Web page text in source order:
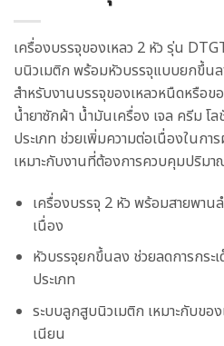
เครื่องบรรจุของเหลว 2 หัว รุ่น
บนิวเมติก พร้อมหัวบรรจุแบบยกขึ้นล
สำหรับงานบรรจุของเหลวหนืดหรือข
น้ำยาซักผ้า น้ำมันเครื่อง เจล ครีม โ
ประเภท ช่วยเพิ่มความต่อเนื่องในกา
เหมาะกับงานที่ต้องการควบคุมปริมา
เครื่องบรรจุ 2 หัว พร้อมสายพาน
เนื่อง
หัวบรรจุยกขึ้นลง ช่วยลดการกระ
ประเภท
ระบบลูกสูบนิวเมติก เหมาะกับขอ
เนียน